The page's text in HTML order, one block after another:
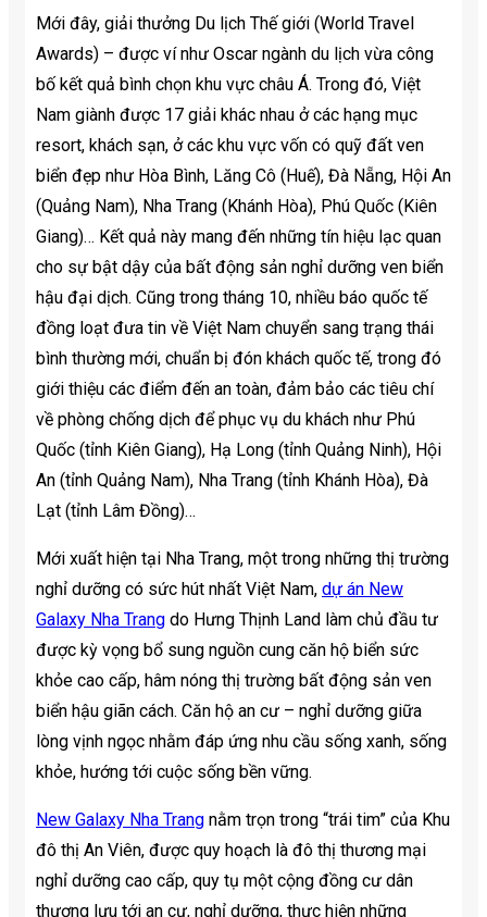
Mới đây, giải thưởng Du lịch Thế giới (World Travel
Awards) – được ví như Oscar ngành du lịch vừa công
bố kết quả bình chọn khu vực châu Á. Trong đó, Việt
Nam giành được 17 giải khác nhau ở các hạng mục
resort, khách sạn, ở các khu vực vốn có quỹ đất ven
biển đẹp như Hòa Bình, Lăng Cô (Huế), Đà Nẵng, Hội An
(Quảng Nam), Nha Trang (Khánh Hòa), Phú Quốc (Kiên
Giang)… Kết quả này mang đến những tín hiệu lạc quan
cho sự bật dậy của bất động sản nghỉ dưỡng ven biển
hậu đại dịch. Cũng trong tháng 10, nhiều báo quốc tế
đồng loạt đưa tin về Việt Nam chuyển sang trạng thái
bình thường mới, chuẩn bị đón khách quốc tế, trong đó
giới thiệu các điểm đến an toàn, đảm bảo các tiêu chí
về phòng chống dịch để phục vụ du khách như Phú
Quốc (tỉnh Kiên Giang), Hạ Long (tỉnh Quảng Ninh), Hội
An (tỉnh Quảng Nam), Nha Trang (tỉnh Khánh Hòa), Đà
Lạt (tỉnh Lâm Đồng)…
Mới xuất hiện tại Nha Trang, một trong những thị trường
nghỉ dưỡng có sức hút nhất Việt Nam, dự án New
Galaxy Nha Trang do Hưng Thịnh Land làm chủ đầu tư
được kỳ vọng bổ sung nguồn cung căn hộ biển sức
khỏe cao cấp, hâm nóng thị trường bất động sản ven
biển hậu giãn cách. Căn hộ an cư – nghỉ dưỡng giữa
lòng vịnh ngọc nhằm đáp ứng nhu cầu sống xanh, sống
khỏe, hướng tới cuộc sống bền vững.
New Galaxy Nha Trang nằm trọn trong “trái tim” của Khu
đô thị An Viên, được quy hoạch là đô thị thương mại
nghỉ dưỡng cao cấp, quy tụ một cộng đồng cư dân
thượng lưu tới an cư, nghỉ dưỡng, thực hiện những